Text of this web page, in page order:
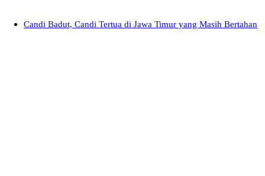
Candi Badut, Candi Tertua di Jawa Timur yang Masih Bertahan